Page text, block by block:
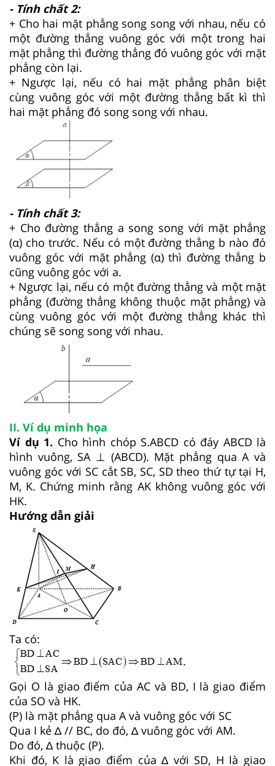
- Tính chất 2:
+ Cho hai mặt phẳng song song với nhau, nếu có
một đường thẳng vuông góc với một trong hai
mặt phẳng thì đường thẳng đó vuông góc với mặt
phẳng còn lại.
+ Ngược lại, nếu có hai mặt phẳng phân biệt
cùng vuông góc với một đường thẳng bất kì thì
hai mặt phẳng đó song song với nhau.
- Tính chất 3:
+ Cho đường thẳng a song song với mặt phẳng
(α) cho trước. Nếu có một đường thẳng b nào đó
vuông góc với mặt phẳng (α) thì đường thẳng b
cũng vuông góc với a.
+ Ngược lại, nếu có một đường thẳng và một mặt
phẳng (đường thẳng không thuộc mặt phẳng) và
cùng vuông góc với một đường thẳng khác thì
chúng sẽ song song với nhau.
II. Ví dụ minh họa
Ví dụ 1. Cho hình chóp S.ABCD có đáy ABCD là
hình vuông, SA ⊥ (ABCD). Mặt phẳng qua A và
vuông góc với SC cắt SB, SC, SD theo thứ tự tại H,
M, K. Chứng minh rằng AK không vuông góc với
HK.
Hướng dẫn giải
Ta có:
.
Gọi O là giao điểm của AC và BD, I là giao điểm
của SO và HK.
(P) là mặt phẳng qua A và vuông góc với SC
Qua I kẻ ∆ // BC, do đó, ∆ vuông góc với AM.
Do đó, ∆ thuộc (P).
Khi đó, K là giao điểm của ∆ với SD, H là giao